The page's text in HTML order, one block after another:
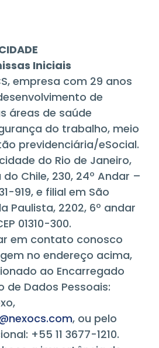
Iniciais
empresa com 29 anos
de
áreas de saúde
do trabalho, meio
previdenciária/eSocial.
do Rio de Janeiro,
Chile, 230, 24º Andar –
919, e filial em São
Paulista, 2202, 6º andar
01310-300.
em contato conosco
no endereço acima,
ao Encarregado
de Dados Pessoais:
, ou pelo
+55 11 3677-1210.